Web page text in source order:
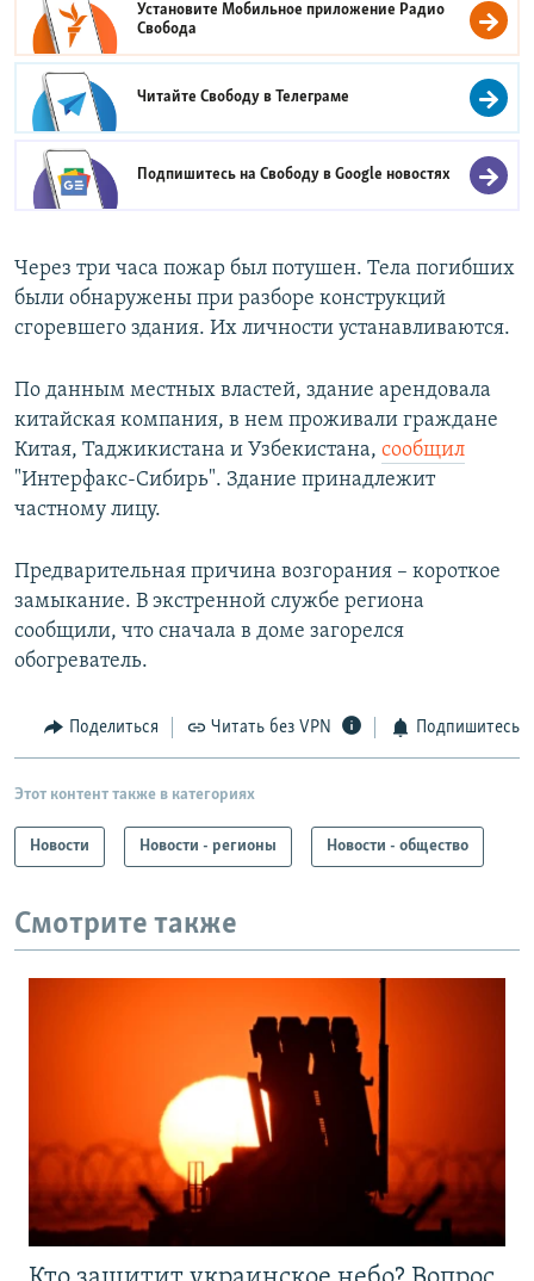
Установите Мобильное приложение Радио
Свобода
Читайте Свободу вТелеграме
Подпишитесь на Свободу вGoogle новостях
Через три часа пожар был потушен. Тела погибших
были обнаружены при разборе конструкций
сгоревшего здания. Их личности устанавливаются.
По данным местных властей, здание арендовала
китайская компания, в нем проживали граждане
Китая, Таджикистана и Узбекистана, сообщил
"Интерфакс-Сибирь". Здание принадлежит
частному лицу.
Предварительная причина возгорания – короткое
замыкание. В экстренной службе региона
сообщили, что сначала в доме загорелся
обогреватель.
Поделиться Читать без VPN Подпишитесь
Этот контент также в категориях
Новости Новости - регионы Новости - общество
Смотрите также